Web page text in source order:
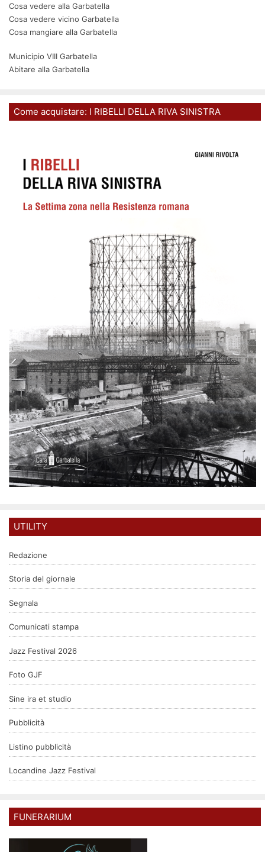
Cosa vedere alla Garbatella
Cosa vedere vicino Garbatella
Cosa mangiare alla Garbatella
Municipio VIII Garbatella
Abitare alla Garbatella
Come acquistare: I RIBELLI DELLA RIVA SINISTRA
UTILITY
Redazione
Storia del giornale
Segnala
Comunicati stampa
Jazz Festival 2026
Foto GJF
Sine ira et studio
Pubblicità
Listino pubblicità
Locandine Jazz Festival
FUNERARIUM